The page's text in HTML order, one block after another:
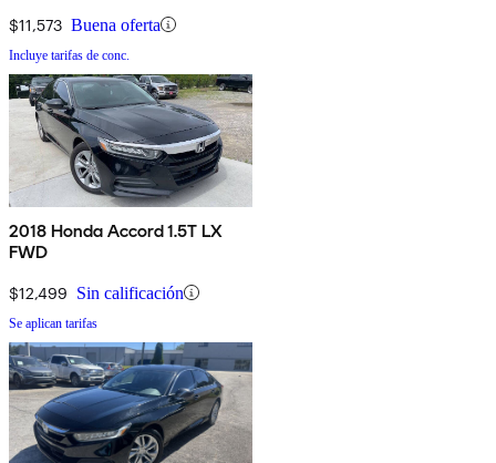
$11,573 Buena oferta
Incluye tarifas de conc.
2018 Honda Accord 1.5T LX
FWD
$12,499 Sin calificación
Se aplican tarifas